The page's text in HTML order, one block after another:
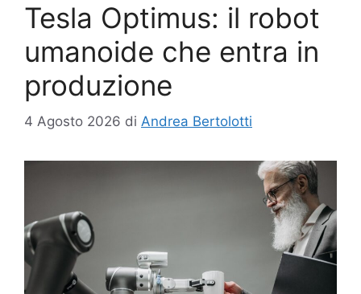
Tesla Optimus: il robot
umanoide che entra in
produzione
4 Agosto 2026 di Andrea Bertolotti